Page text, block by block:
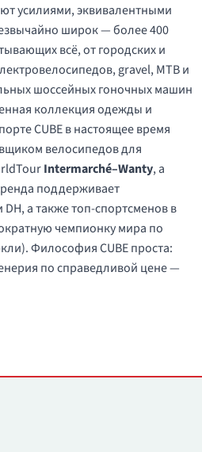
усилиями, эквивалентными
широк — более 400
всё, от городских и
gravel, MTB и
шоссейных гоночных машин
коллекция одежды и
CUBE в настоящее время
велосипедов для
Intermarché–Wanty, а
поддерживает
а также топ-спортсменов в
чемпионку мира по
Философия CUBE проста:
по справедливой цене —